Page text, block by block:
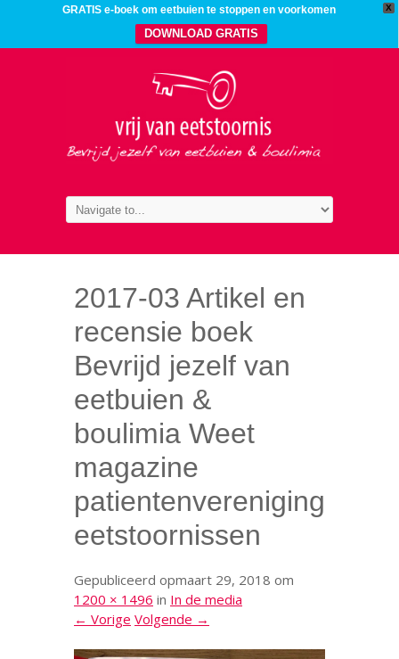
X
GRATIS e-boek om eetbuien te stoppen en voorkomen
DOWNLOAD GRATIS
2017-03 Artikel en
recensie boek
Bevrijd jezelf van
eetbuien &
boulimia Weet
magazine
patientenvereniging
eetstoornissen
Gepubliceerd opmaart 29, 2018 om
1200 × 1496 in In de media
← Vorige Volgende →